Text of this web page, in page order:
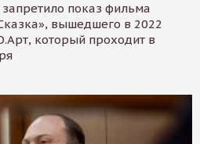
показ фильма
вышедшего в 2022
который проходит в